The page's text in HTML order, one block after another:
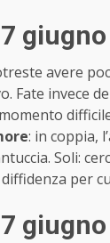
avere
Fate invece
: in coppia,
Soli:
per